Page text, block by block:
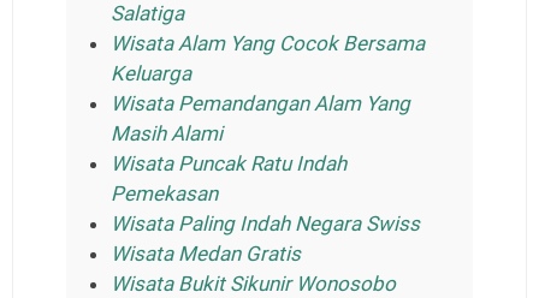
Salatiga
Wisata Alam Yang Cocok Bersama
Keluarga
Wisata Pemandangan Alam Yang
Masih Alami
Wisata Puncak Ratu Indah
Pemekasan
Wisata Paling Indah Negara Swiss
Wisata Medan Gratis
Wisata Bukit Sikunir Wonosobo